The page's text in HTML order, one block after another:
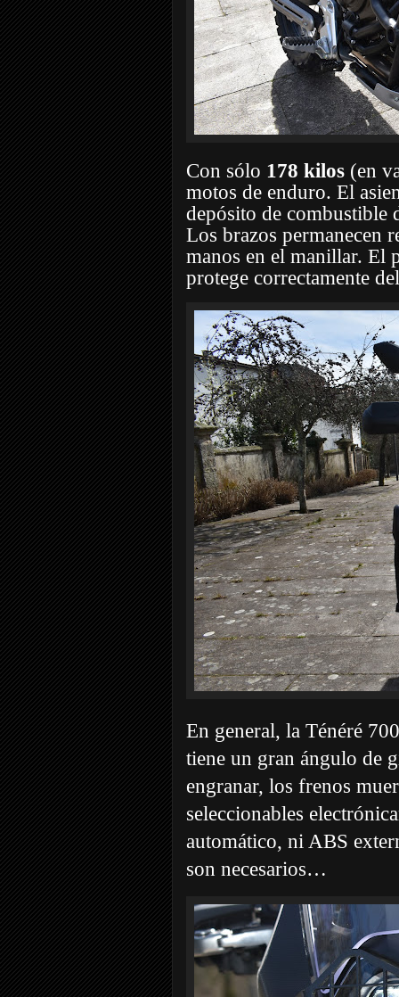
Con sólo 178 kilos (en
motos de enduro. El
depósito de combustible
Los brazos permanecen
manos en el manillar. El
protege correctamente
En general, la Ténéré
tiene un gran ángulo de
engranar, los frenos
seleccionables
automático, ni ABS
son necesarios…